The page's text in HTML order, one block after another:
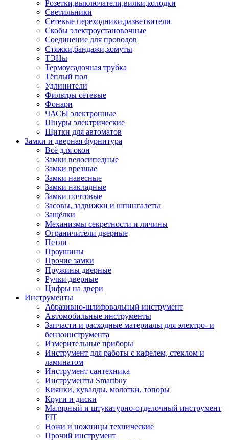
Розетки,выключатели,вилки,колодки
Светильники
Сетевые переходники,разветвители
Скобы электроустановочные
Соединение для проводов
Стяжки,бандажи,хомуты
ТЭНы
Термоусадочная трубка
Тёплый пол
Удлинители
Фильтры сетевые
Фонари
ЧАСЫ электронные
Шнуры электрические
Щитки для автоматов
Замки и дверная фурнитура
Всё для окон
Замки велосипедные
Замки врезные
Замки навесные
Замки накладные
Замки почтовые
Засовы, задвижки и шпингалеты
Защёлки
Механизмы секретности и личины
Ограничители дверные
Петли
Проушины
Прочие замки
Пружины дверные
Ручки дверные
Цифры на двери
Инструменты
Абразивно-шлифовальный инструмент
Автомобильные инструменты
Запчасти и расходные материалы для электро- и
бензоинструмента
Измерительные приборы
Инструмент для работы с кафелем, стеклом и
ламинатом
Инструмент сантехника
Инструменты Smartbuy
Киянки, кувалды, молотки, топоры
Круги и диски
Малярный и штукатурно-отделочный инструмент
FIT
Ножи и ножницы технические
Прочий инструмент